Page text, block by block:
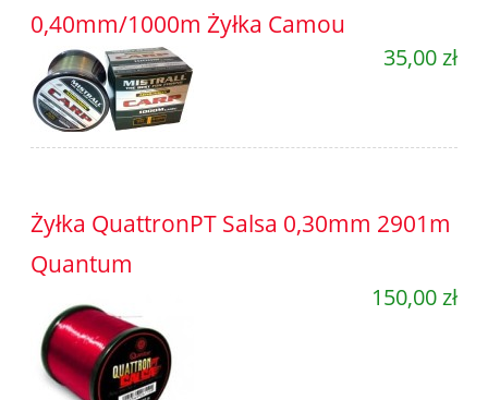
0,40mm/1000m Żyłka Camou
35,00 zł
Żyłka QuattronPT Salsa 0,30mm 2901m
Quantum
150,00 zł